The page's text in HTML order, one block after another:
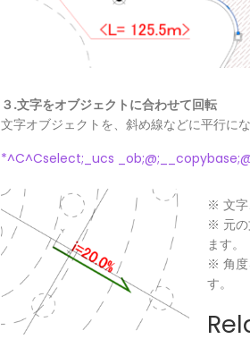
３.文字をオブジェクトに合わせて回転
文字オブジェクトを、斜め線などに平行に
*^C^Cselect;_ucs
※ 文字
※ 元の
ます。
※ 角度
す。